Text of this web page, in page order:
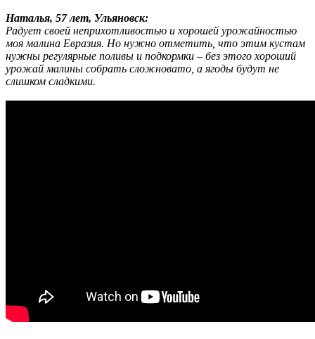
Наталья, 57 лет, Ульяновск:
Радует своей неприхотливостью и хорошей урожайностью
моя малина Евразия. Но нужно отметить, что этим кустам
нужны регулярные поливы и подкормки – без этого хороший
урожай малины собрать сложновато, а ягоды будут не
слишком сладкими.